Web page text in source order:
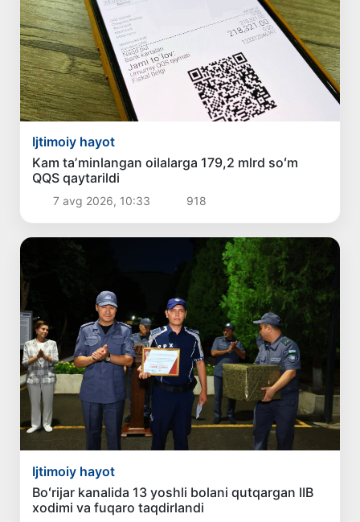
Ijtimoiy hayot
Kam taʼminlangan oilalarga 179,2 mlrd soʻm
QQS qaytarildi
7 avg 2026, 10:33 918
Ijtimoiy hayot
Boʻrijar kanalida 13 yoshli bolani qutqargan IIB
xodimi va fuqaro taqdirlandi